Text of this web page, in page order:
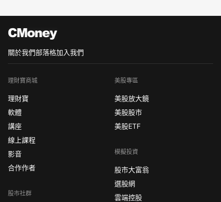
關於我們部落格加入我們
理財寶商城
理財寶
軟體
講座
線上課程
影音
合作作者
股市社群
美股專區
美股放大鏡
美股股市
美股ETF
模擬投資
股市大富翁
選股網
雲端控股